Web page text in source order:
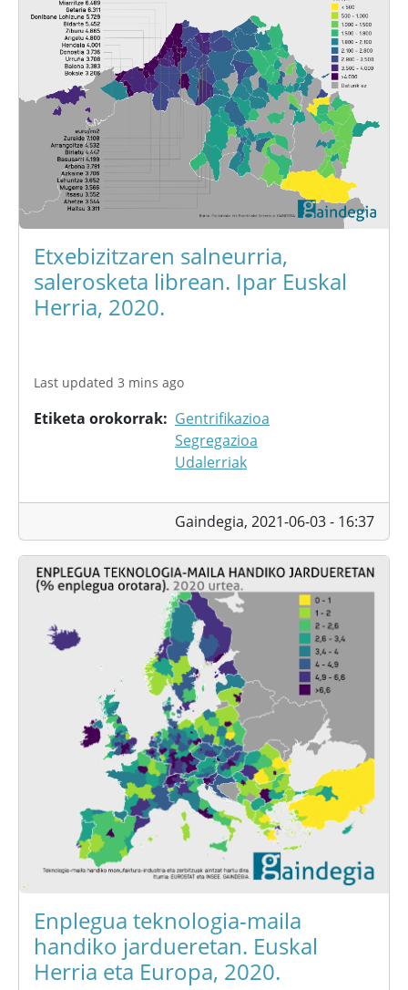
Etxebizitzaren salneurria,
salerosketa librean. Ipar Euskal
Herria, 2020.
Last updated 3 mins ago
Etiketa orokorrak
Gentrifikazioa
Segregazioa
Udalerriak
Gaindegia, 2021-06-03 - 16:37
Enplegua teknologia-maila
handiko jardueretan. Euskal
Herria eta Europa, 2020.